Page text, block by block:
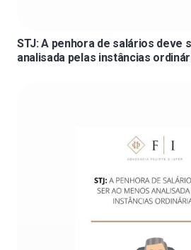
STJ: A penhora de salários deve
analisada pelas instâncias